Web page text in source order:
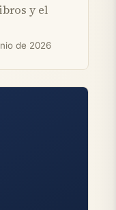
y el
de 2026